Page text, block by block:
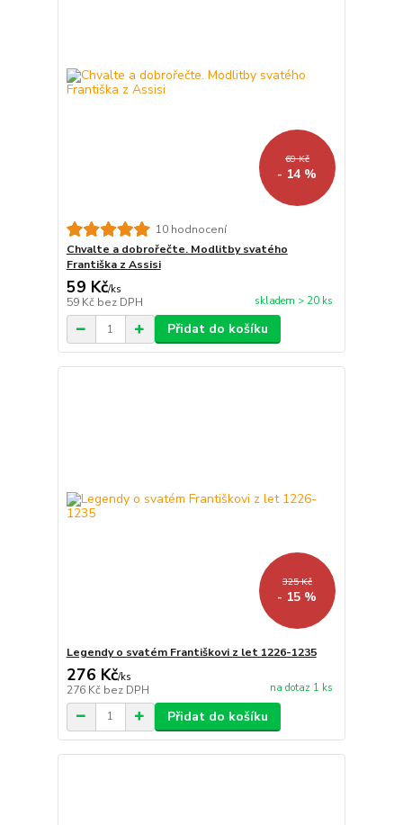
69 Kč
- 14 %
10 hodnocení
Chvalte a dobrořečte. Modlitby svatého
Františka z Assisi
59 Kč/ks
59 Kč bez DPH skladem > 20 ks
Přidat do košíku
325 Kč
- 15 %
Legendy o svatém Františkovi z let 1226-1235
276 Kč/ks
276 Kč bez DPH na dotaz 1 ks
Přidat do košíku